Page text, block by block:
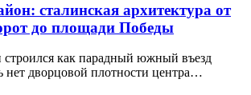
сталинская архитектура от
до площади Победы
как парадный южный въезд
нет дворцовой плотности центра…